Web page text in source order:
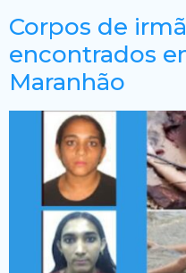
Corpos de
encontrados
Maranhão